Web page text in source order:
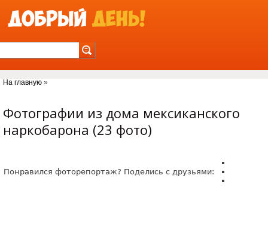
На главную »
Фотографии из дома мексиканского
наркобарона (23 фото)
Понравился фоторепортаж? Поделись с друзьями: